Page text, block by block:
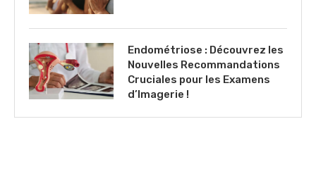
Endométriose : Découvrez les
Nouvelles Recommandations
Cruciales pour les Examens
d’Imagerie !